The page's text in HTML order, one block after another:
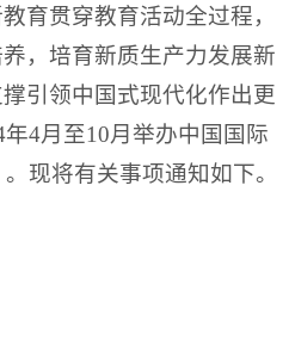
育贯穿教育活动全过程，
，培育新质生产力发展新
引领中国式现代化作出更
4月至10月举办中国国际
现将有关事项通知如下。